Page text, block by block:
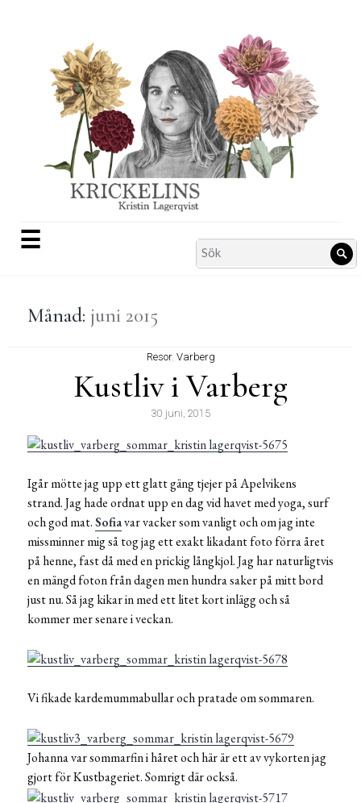
☰
Search
for:
Månad: juni 2015
Resor, Varberg
Kustliv i Varberg
30 juni, 2015
Igår mötte jag upp ett glatt gäng tjejer på Apelvikens
strand. Jag hade ordnat upp en dag vid havet med yoga, surf
och god mat.Sofiavar vacker som vanligt och om jag inte
missminner mig så tog jag ett exakt likadant foto förra året
på henne, fast då med en prickig långkjol. Jag har naturligtvis
en mängd foton från dagen men hundra saker på mitt bord
just nu. Så jag kikar in med ett litet kort inlägg och så
kommer mer senare i veckan.
Vi fikade kardemummabullar och pratade om sommaren.
Johanna var sommarfin i håret och här är ett av vykorten jag
gjort för Kustbageriet. Somrigt där också.